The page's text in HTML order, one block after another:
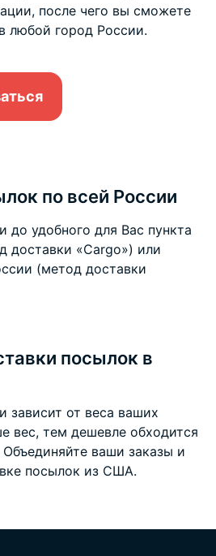
после чего вы сможете
любой город России.
по всей России
до удобного для Вас пункта
доставки «Cargo») или
(метод доставки
посылок в
зависит от веса ваших
вес, тем дешевле обходится
ваши заказы и
посылок из США.